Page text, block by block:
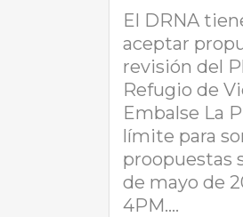
El DRNA
aceptar
revisión del
Refugio de
Embalse La
límite para
proopuestas
de mayo de
4PM....